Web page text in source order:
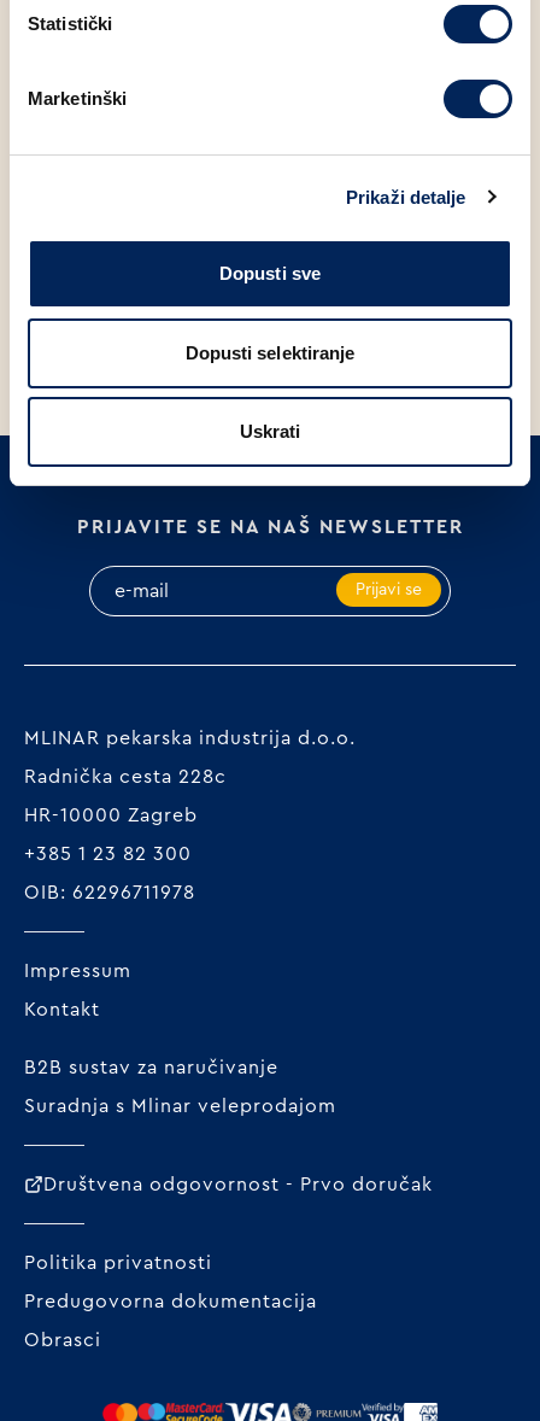
Statistički
Marketinški
Prikaži detalje
Dopusti sve
Dopusti selektiranje
Uskrati
PRIJAVITE SE NA NAŠ NEWSLETTER
Prijavi se
MLINAR pekarska industrija d.o.o.
Radnička cesta 228c
HR-10000 Zagreb
+385 1 23 82 300
OIB: 62296711978
Impressum
Kontakt
B2B sustav za naručivanje
Suradnja s Mlinar veleprodajom
Društvena odgovornost - Prvo doručak
Politika privatnosti
Predugovorna dokumentacija
Obrasci